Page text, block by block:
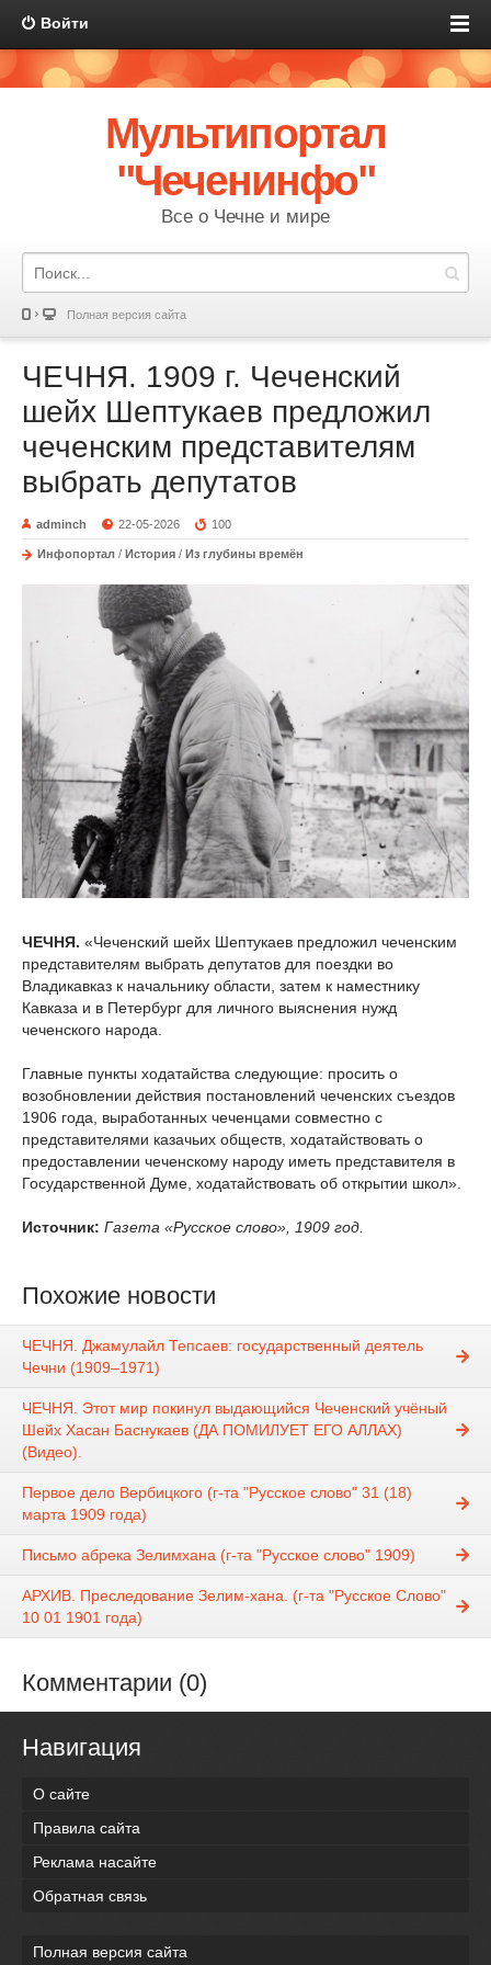
Войти
Мультипортал
"Чеченинфо"
Все о Чечне и мире
Полная версия сайта
ЧЕЧНЯ. 1909 г. Чеченский
шейх Шептукаев предложил
чеченским представителям
выбрать депутатов
adminch 22-05-2026 100
Инфопортал / История / Из глубины времён
ЧЕЧНЯ. «Чеченский шейх Шептукаев предложил чеченским
представителям выбрать депутатов для поездки во
Владикавказ к начальнику области, затем к наместнику
Кавказа и в Петербург для личного выяснения нужд
чеченского народа.
Главные пункты ходатайства следующие: просить о
возобновлении действия постановлений чеченских съездов
1906 года, выработанных чеченцами совместно с
представителями казачьих обществ, ходатайствовать о
предоставлении чеченскому народу иметь представителя в
Государственной Думе, ходатайствовать об открытии школ».
Источник: Газета «Русское слово», 1909 год.
Похожие новости
ЧЕЧНЯ. Джамулайл Тепсаев: государственный деятель
Чечни (1909–1971)
ЧЕЧНЯ. Этот мир покинул выдающийся Чеченский учёный
Шейх Хасан Баснукаев (ДА ПОМИЛУЕТ ЕГО АЛЛАХ)
(Видео).
Первое дело Вербицкого (г-та "Русское слово" 31 (18)
марта 1909 года)
Письмо абрека Зелимхана (г-та "Русское слово" 1909)
АРХИВ. Преследование Зелим-хана. (г-та "Русское Слово"
10 01 1901 года)
Комментарии (0)
Навигация
О сайте
Правила сайта
Реклама насайте
Обратная связь
Полная версия сайта